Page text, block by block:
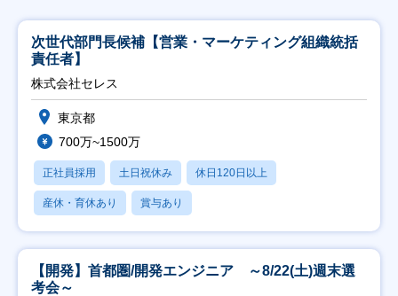
次世代部門長候補【営業・マーケティング組織統括
責任者】
株式会社セレス
東京都
700万~1500万
正社員採用 土日祝休み 休日120日以上
産休・育休あり 賞与あり
【開発】首都圏/開発エンジニア ～8/22(土)週末選
考会～